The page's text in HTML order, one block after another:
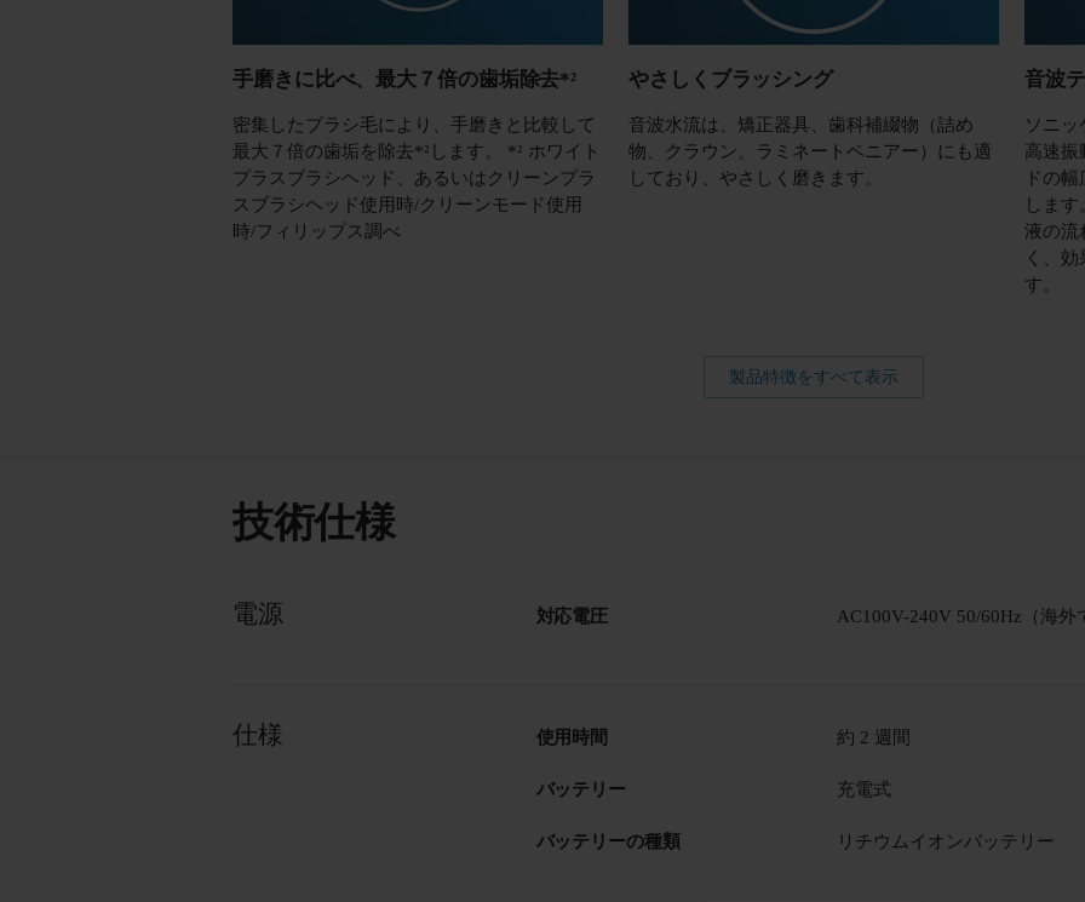
手磨きに比べ、最大７倍の歯垢除去*²
密集したブラシ毛により、手磨きと比較して
最大７倍の歯垢を除去*²します。 *² ホワイト
プラスブラシヘッド、あるいはクリーンプラ
スブラシヘッド使用時/クリーンモード使用
時/フィリップス調べ
やさしくブラッシング
音波水流は、矯正器具、歯科補綴物（詰め
物、クラウン、ラミネートベニアー）にも適
しており、やさしく磨きます。
音波
ソニッ
高速振
ドの
しま
液の流
く、
す。
製品特徴をすべて表示
技術仕様
電源 対応電圧 AC100V-240V 50/60Hz（海外
仕様 使用時間 約 2 週間
バッテリー 充電式
バッテリーの種類 リチウムイオンバッテリー